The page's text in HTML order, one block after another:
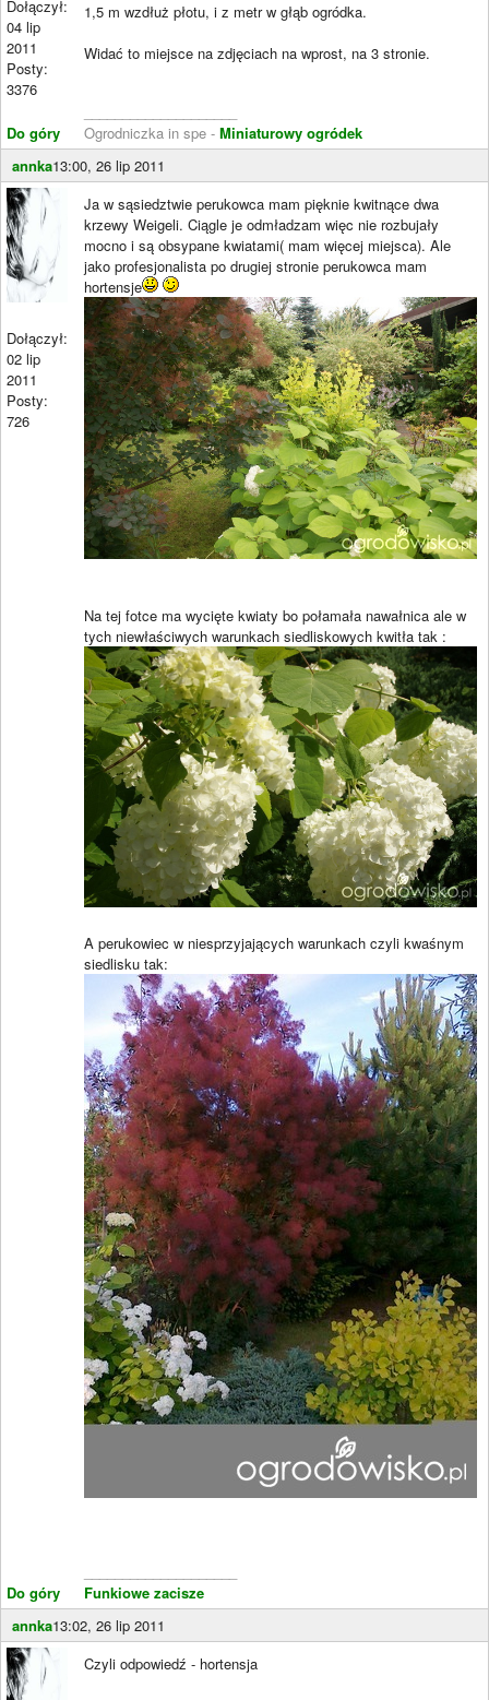
Dołączył:
04 lip
2011
Posty:
3376
Do góry
1,5 m wzdłuż płotu, i z metr w głąb ogródka.
Widać to miejsce na zdjęciach na wprost, na 3 stronie.
Ogrodniczka in spe - Miniaturowy ogródek
annka13:00, 26 lip 2011
Dołączył:
02 lip
2011
Posty:
726
Do góry
Ja w sąsiedztwie perukowca mam pięknie kwitnące dwa
krzewy Weigeli. Ciągle je odmładzam więc nie rozbujały
mocno i są obsypane kwiatami( mam więcej miejsca). Ale
jako profesjonalista po drugiej stronie perukowca mam
hortensje
Na tej fotce ma wycięte kwiaty bo połamała nawałnica ale w
tych niewłaściwych warunkach siedliskowych kwitła tak :
A perukowiec w niesprzyjających warunkach czyli kwaśnym
siedlisku tak:
Funkiowe zacisze
annka13:02, 26 lip 2011
Czyli odpowiedź - hortensja